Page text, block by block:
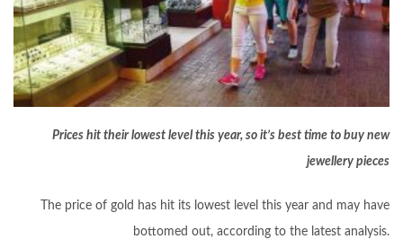
Prices hit their lowest level this year, so it’s best time to buy new
jewellery pieces
The price of gold has hit its lowest level this year and may have
bottomed out, according to the latest analysis.